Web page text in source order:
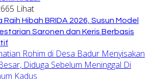
65 Lihat
Raih Hibah BRIDA 2026, Susun Model
Saronen dan Keris Berbasis